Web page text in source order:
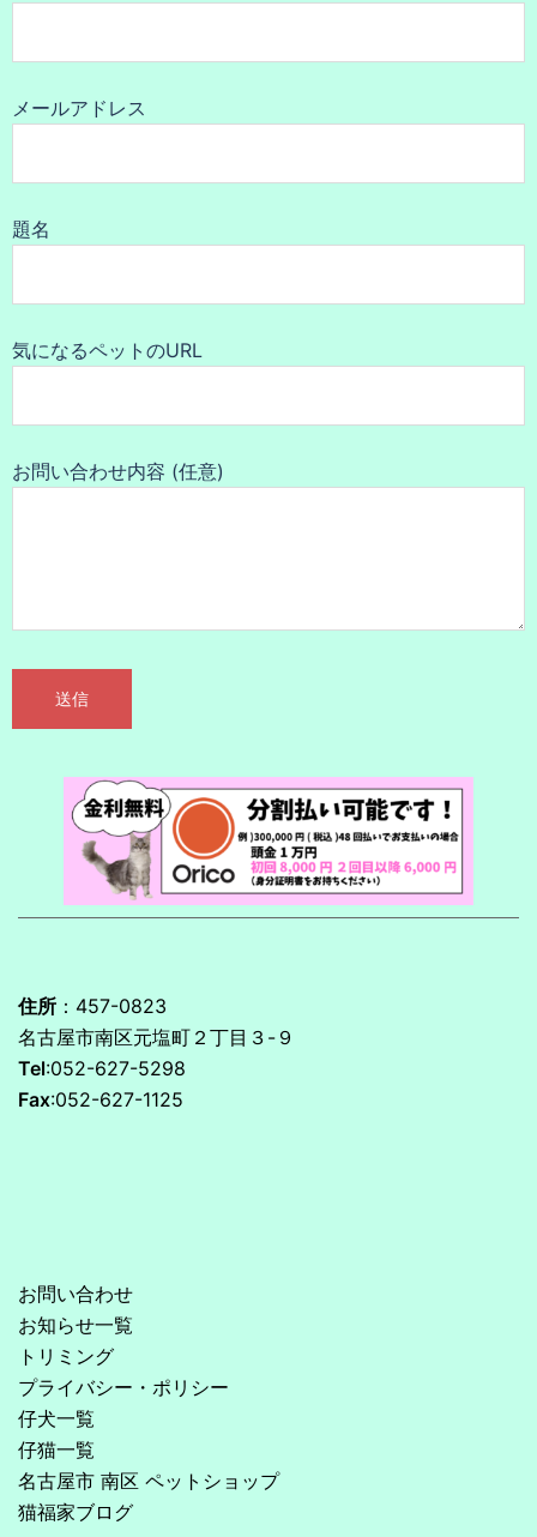
メールアドレス
題名
気になるペットのURL
お問い合わせ内容 (任意)
住所 ：457-0823
名古屋市南区元塩町２丁目３-９
Tel:052-627-5298
Fax:052-627-1125
お問い合わせ
お知らせ一覧
トリミング
プライバシー・ポリシー
仔犬一覧
仔猫一覧
名古屋市 南区 ペットショップ
猫福家ブログ